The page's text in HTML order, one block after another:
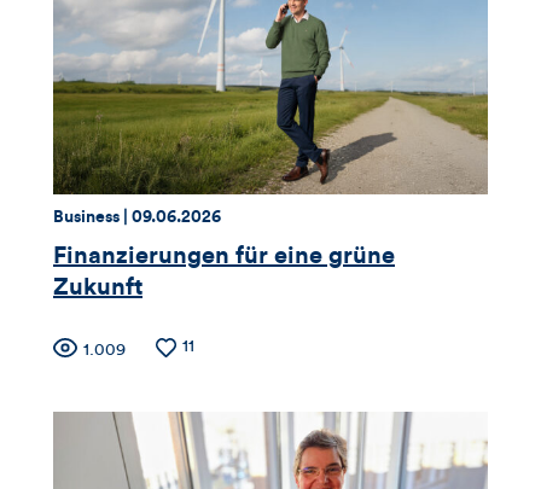
Thema:
Business | Datum:
09.06.2026
Finanzierungen für eine grüne
Zukunft
Zähler
für
Views,
Anzahl1.009
Anzahl
11